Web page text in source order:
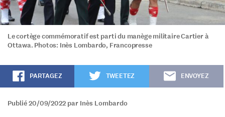
Le cortège commémoratif est parti du manège militaire Cartier à
Ottawa. Photos: Inès Lombardo, Francopresse
PARTAGEZ TWEETEZ ENVOYEZ
Publié 20/09/2022 par Inès Lombardo